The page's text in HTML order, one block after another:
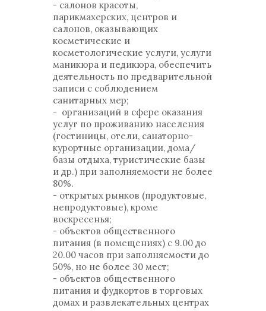
- салонов красоты,
парикмахерских, центров и
салонов, оказывающих
косметические и
косметологические услуги, услуги
маникюра и педикюра, обеспечить
деятельность по предварительной
записи с соблюдением
санитарных мер;
- организаций в сфере оказания
услуг по проживанию населения
(гостиницы, отели, санаторно-
курортные организации, дома/
базы отдыха, туристические базы
и др.) при заполняемости не более
80%.
- открытых рынков (продуктовые,
непродуктовые), кроме
воскресенья;
- объектов общественного
питания (в помещениях) с 9.00 до
20.00 часов при заполняемости до
50%, но не более 30 мест;
- объектов общественного
питания и фудкортов в торговых
домах и развлекательных центрах